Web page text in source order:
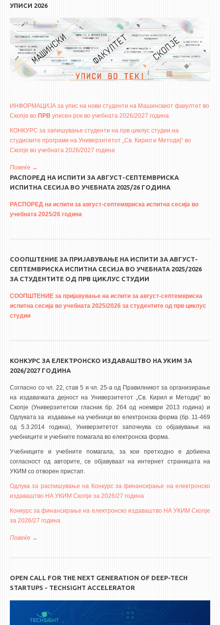
УПИСИ 2026
ИНФОРМАЦИЈА за упис на нови студенти на Машинскиот факултет во
Скопје во ПРВ уписен рок во учебната 2026/2027 година
КОНКУРС за запишување студенти на прв циклус студии на
студиските програми на Универзитетот „Св. Кирил и Методиј“ во
Скопје во учебната 2026/2027 година
Повеќе за Уписи 2026
РАСПОРЕД НА ИСПИТИ ЗА АВГУСТ-СЕПТЕМВРИСКА
ИСПИТНА СЕСИЈА ВО УЧЕБНАТА 2025/26 ГОДИНА
РАСПОРЕД на испити за август-септемвриска испитна сесија во
учебната 2025/26 година
СООПШТЕНИЕ ЗА ПРИЈАВУВАЊЕ НА ИСПИТИ ЗА АВГУСТ-
СЕПТЕМВРИСКА ИСПИТНА СЕСИЈА ВО УЧЕБНАТА 2025/2026
ЗА СТУДЕНТИТЕ ОД ПРВ ЦИКЛУС СТУДИИ
СООПШТЕНИЕ за пријавување на испити за август-септемвриска
испитна сесија во учебната 2025/2026 за студентите од прв циклус
студии
КОНКУРС ЗА ЕЛЕКТРОНСКО ИЗДАВАШТВО НА УКИМ ЗА
2026/2027 ГОДИНА
Согласно со чл. 22, став 5 и чл. 25-а од Правилникот за организирање
на издавачката дејност на Универзитетот „Св. Кирил и Методиј“ во
Скопје (Универзитетски гласник бр. 264 од ноември 2013 година) и
Одлуката за издавање на учебници во електронска форма (бр. 11-469
од 5.3.2014 година), Универзитетот започнува со објавување на
учебниците и учебните помагала во електронска форма.
Учебниците и учебните помагала, за кои претходно е добиена
согласност од авторите, се објавуваат на интернет страницата на
УКИМ со отворен пристап.
Одлука за распишување на Конкурс за финансирање на електронско
издаваштво НА УКИМ Скопје за 2026/27 година
Конкурс за финансирање на електронско издаваштво НА УКИМ Скопје
за 2026/27 година
Повеќе за КОНКУРС за електронско издаваштво на УКИМ за 2026/2027
OPEN CALL FOR THE NEXT GENERATION OF DEEP-TECH
STARTUPS - TECHSIGHT ACCELERATOR